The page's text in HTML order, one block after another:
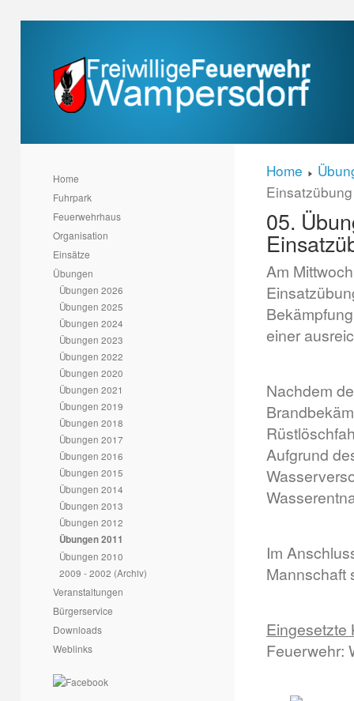
Home
Fuhrpark
Feuerwehrhaus
Organisation
Einsätze
Übungen
Übungen 2026
Übungen 2025
Übungen 2024
Übungen 2023
Übungen 2022
Übungen 2020
Übungen 2021
Übungen 2019
Übungen 2018
Übungen 2017
Übungen 2016
Übungen 2015
Übungen 2014
Übungen 2013
Übungen 2012
Übungen 2011
Übungen 2010
2009 - 2002 (Archiv)
Veranstaltungen
Bürgerservice
Downloads
Weblinks
Home
Einsatzübung
05.
Am
einer
Nachdem
Aufgrund
Im
Mannschaft
Eingesetzte
Feuerwehr: